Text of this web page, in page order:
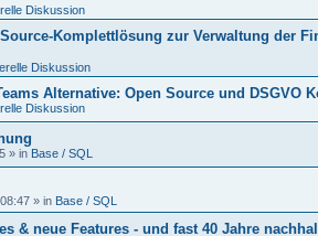
Diskussion
Komplettlösung zur Verwaltung der
Diskussion
Alternative: Open Source und DSGVO
Diskussion
» in Base / SQL
» in Base / SQL
& neue Features - und fast 40 Jahre